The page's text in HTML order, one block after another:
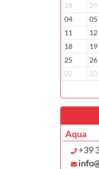
28
29
04
05
11
12
18
19
25
26
02
03
Aqua
+39